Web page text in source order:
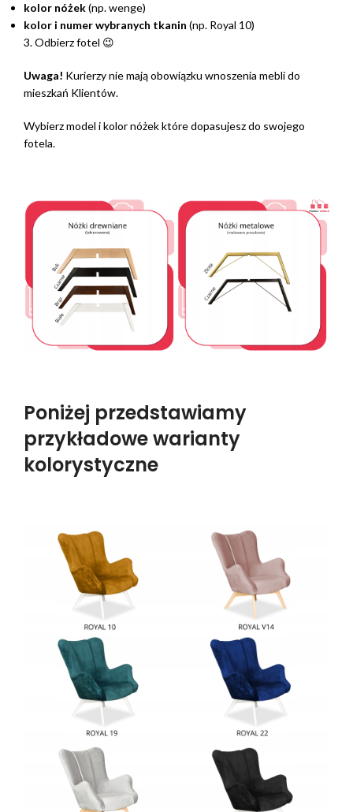
kolor nóżek(np. wenge)
kolor i numer wybranych tkanin (np. Royal 10)
3. Odbierz fotel 😉
Uwaga! Kurierzy nie mają obowiązku wnoszenia mebli do
mieszkań Klientów.
Wybierz model i kolor nóżek które dopasujesz do swojego
fotela.
Poniżej przedstawiamy
przykładowe warianty
kolorystyczne